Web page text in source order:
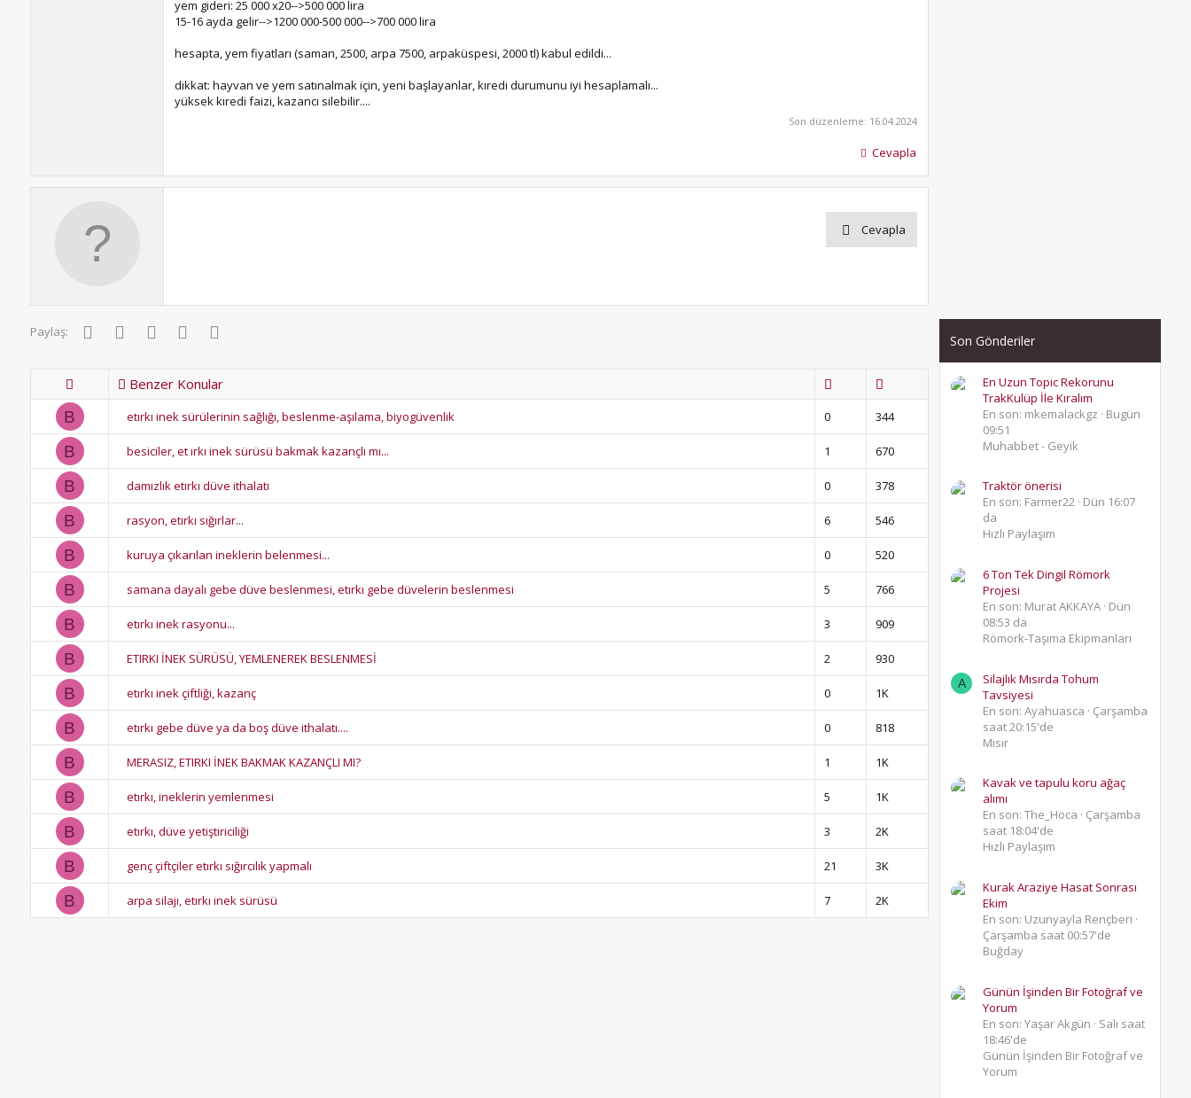
yem gideri: 25 000 x20-->500 000 lira
15-16 ayda gelir-->1200 000-500 000-->700 000 lira
hesapta, yem fiyatları (saman, 2500, arpa 7500, arpaküspesi, 2000 tl) kabul edildi...
dikkat: hayvan ve yem satınalmak için, yeni başlayanlar, kıredi durumunu iyi hesaplamalı...
yüksek kıredi faizi, kazancı silebilir....
Son düzenleme: 16.04.2024
Cevapla
Cevapla
Paylaş: Facebook
Twitter PinterestWhatsApp
Benzer Konular
B etırkı inek sürülerinin sağlığı, beslenme-aşılama, biyogüvenlik 0 344
B besiciler, et ırkı inek sürüsü bakmak kazançlı mı... 1 670
B damızlık etırkı düve ithalatı 0 378
B rasyon, etırkı sığırlar... 6 546
B kuruya çıkarılan ineklerin belenmesi... 0 520
B samana dayalı gebe düve beslenmesi, etırkı gebe düvelerin beslenmesi 5 766
B etırkı inek rasyonu... 3 909
B ETIRKI İNEK SÜRÜSÜ, YEMLENEREK BESLENMESİ 2 930
B etırkı inek çiftliği, kazanç 0 1K
B etırkı gebe düve ya da boş düve ithalatı.... 0 818
B MERASIZ, ETIRKI İNEK BAKMAK KAZANÇLI MI? 1 1K
B etırkı, ineklerin yemlenmesi 5 1K
B etırkı, düve yetiştiriciliği 3 2K
B genç çiftçiler etırkı sığırcılık yapmalı 21 3K
B arpa silajı, etırkı inek sürüsü 7 2K
Son Gönderiler
En Uzun Topic Rekorunu
TrakKulüp İle Kıralım
En son: mkemalackgz
Bugün
09:51
Muhabbet - Geyik
Traktör önerisi
En son: Farmer22 Dün 16:07
da
Hızlı Paylaşım
6 Ton Tek Dingil Römork
Projesi
En son: Murat AKKAYA Dün
08:53 da
Römork-Taşıma Ekipmanları
A
Silajlık Mısırda Tohum
Tavsiyesi
En son: Ayahuasca
Çarşamba
saat 20:15'de
Mısır
Kavak ve tapulu koru ağaç
alımı
En son: The_Hoca
Çarşamba
saat 18:04'de
Hızlı Paylaşım
Kurak Araziye Hasat Sonrası
Ekim
En son: Uzunyayla Rençberi
Çarşamba saat 00:57'de
Buğday
Günün İşinden Bir Fotoğraf ve
Yorum
En son: Yaşar Akgün
Salı saat
18:46'de
Günün İşinden Bir Fotoğraf ve
Yorum